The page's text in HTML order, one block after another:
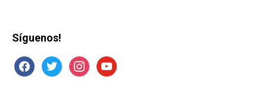
Síguenos!
facebooktwitter instagramyoutube